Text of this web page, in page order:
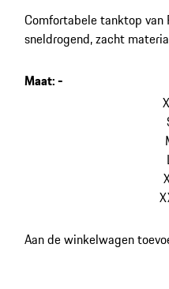
Comfortabele tanktop van
sneldrogend, zacht
Maat:-
Aan de winkelwagen